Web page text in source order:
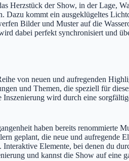
Herzstück der Show, in der Lage,
kommt ein ausgeklügeltes
Bilder und Muster auf die
dabei perfekt synchronisiert und
von neuen und aufregenden
und Themen, die speziell für
wird durch eine
haben bereits renommierte
geplant, die neue und aufregende
Elemente, bei denen du
und kannst die Show auf eine